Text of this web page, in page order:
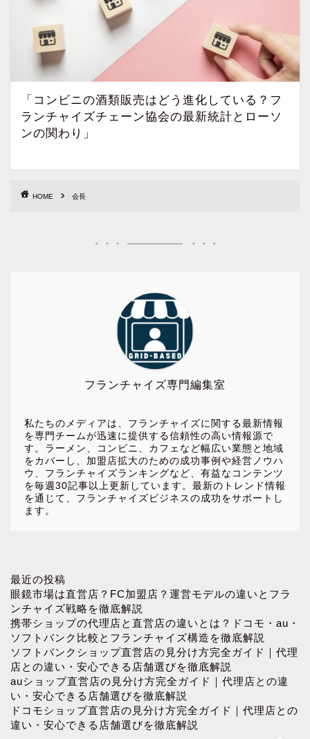
「コンビニの酒類販売はどう進化している？フ
ランチャイズチェーン協会の最新統計とローソ
ンの関わり」
HOME 会長
フランチャイズ専門編集室
私たちのメディアは、フランチャイズに関する最新情報
を専門チームが迅速に提供する信頼性の高い情報源で
す。ラーメン、コンビニ、カフェなど幅広い業態と地域
をカバーし、加盟店拡大のための成功事例や経営ノウハ
ウ、フランチャイズランキングなど、有益なコンテンツ
を毎週30記事以上更新しています。最新のトレンド情報
を通じて、フランチャイズビジネスの成功をサポートし
ます。
最近の投稿
眼鏡市場は直営店？FC加盟店？運営モデルの違いとフラ
ンチャイズ戦略を徹底解説
携帯ショップの代理店と直営店の違いとは？ドコモ・au・
ソフトバンク比較とフランチャイズ構造を徹底解説
ソフトバンクショップ直営店の見分け方完全ガイド｜代理
店との違い・安心できる店舗選びを徹底解説
auショップ直営店の見分け方完全ガイド｜代理店との違
い・安心できる店舗選びを徹底解説
ドコモショップ直営店の見分け方完全ガイド｜代理店との
違い・安心できる店舗選びを徹底解説
お問い合わせ
プロフィール
プライバシーポリシー